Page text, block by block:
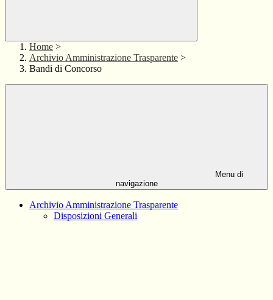
Home >
Archivio Amministrazione Trasparente >
Bandi di Concorso
Menu di
navigazione
Archivio Amministrazione Trasparente
Disposizioni Generali